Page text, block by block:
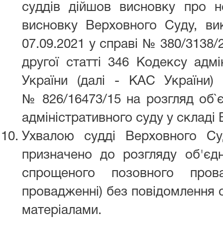
суддів дійшов висновку про
висновку Верховного Суду,
07.09.2021 у справі № 380/3138/
другої статті 346 Кодексу
України (далі - КАС України)
№ 826/16473/15 на розгляд
адміністративного суду у
Ухвалою судді Верховного
призначено до розгляду
спрощеного позовного
провадженні) без повідомлення
матеріалами.